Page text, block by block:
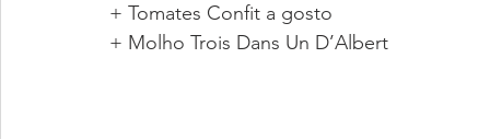
+ Tomates Confit a gosto
+ Molho Trois Dans Un D’Albert